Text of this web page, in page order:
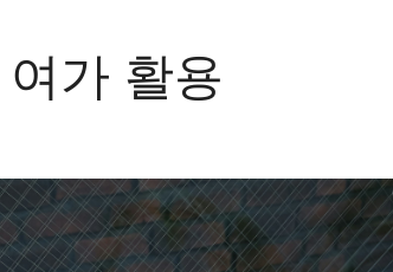
가 활용